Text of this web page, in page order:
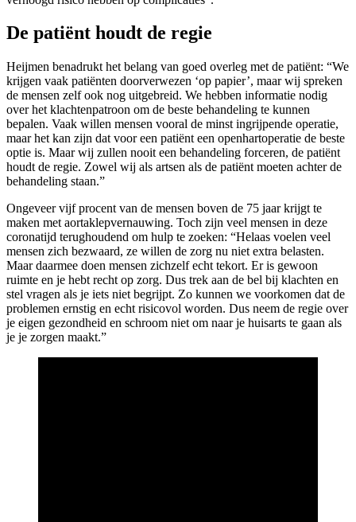
De patiënt houdt de regie
Heijmen benadrukt het belang van goed overleg met de patiënt: “We
krijgen vaak patiënten doorverwezen ‘op papier’, maar wij spreken
de mensen zelf ook nog uitgebreid. We hebben informatie nodig
over het klachtenpatroon om de beste behandeling te kunnen
bepalen. Vaak willen mensen vooral de minst ingrijpende operatie,
maar het kan zijn dat voor een patiënt een openhartoperatie de beste
optie is. Maar wij zullen nooit een behandeling forceren, de patiënt
houdt de regie. Zowel wij als artsen als de patiënt moeten achter de
behandeling staan.”
Ongeveer vijf procent van de mensen boven de 75 jaar krijgt te
maken met aortaklepvernauwing. Toch zijn veel mensen in deze
coronatijd terughoudend om hulp te zoeken: “Helaas voelen veel
mensen zich bezwaard, ze willen de zorg nu niet extra belasten.
Maar daarmee doen mensen zichzelf echt tekort. Er is gewoon
ruimte en je hebt recht op zorg. Dus trek aan de bel bij klachten en
stel vragen als je iets niet begrijpt. Zo kunnen we voorkomen dat de
problemen ernstig en echt risicovol worden. Dus neem de regie over
je eigen gezondheid en schroom niet om naar je huisarts te gaan als
je je zorgen maakt.”